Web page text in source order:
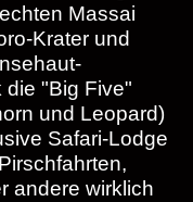
Massai
Krater und
die "Big Five"
und Leopard)
Safari-Lodge
andere wirklich